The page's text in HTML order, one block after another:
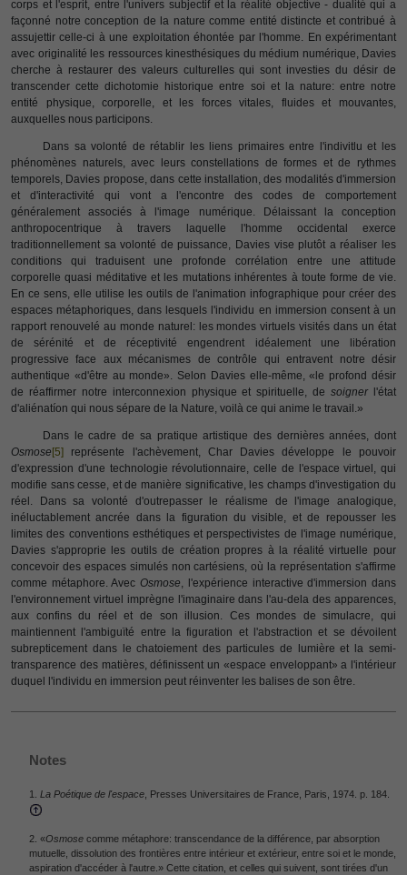
corps et l'esprit, entre l'univers subjectif et la réalité objective - dualité qui a
façonné notre conception de la nature comme entité distincte et contribué à
assujettir celle-ci à une exploitation éhontée par l'homme. En expérimentant
avec originalité les ressources kinesthésiques du médium numérique, Davies
cherche à restaurer des valeurs culturelles qui sont investies du désir de
transcender cette dichotomie historique entre soi et la nature: entre notre
entité physique, corporelle, et les forces vitales, fluides et mouvantes,
auxquelles nous participons.
Dans sa volonté de rétablir les liens primaires entre l'indivitlu et les
phénomènes naturels, avec leurs constellations de formes et de rythmes
temporels, Davies propose, dans cette installation, des modalités d'immersion
et d'interactivité qui vont a l'encontre des codes de comportement
généralement associés à l'image numérique. Délaissant la conception
anthropocentrique à travers laquelle l'homme occidental exerce
traditionnellement sa volonté de puissance, Davies vise plutôt a réaliser les
conditions qui traduisent une profonde corrélation entre une attitude
corporelle quasi méditative et les mutations inhérentes à toute forme de vie.
En ce sens, elle utilise les outils de l'animation infographique pour créer des
espaces métaphoriques, dans lesquels l'individu en immersion consent à un
rapport renouvelé au monde naturel: les mondes virtuels visités dans un état
de sérénité et de réceptivité engendrent idéalement une libération
progressive face aux mécanismes de contrôle qui entravent notre désir
authentique «d'être au monde». Selon Davies elle-même, «le profond désir
de réaffirmer notre interconnexion physique et spirituelle, desoignerl'état
d'aliénatíon qui nous sépare de la Nature, voilà ce qui anime le travail.»
Dans le cadre de sa pratique artistique des dernières années, dont
Osmose [5] représente l'achèvement, Char Davies développe le pouvoir
d'expression d'une technologie révolutionnaire, celle de l'espace virtuel, qui
modifie sans cesse, et de manière significative, les champs d'investigation du
réel. Dans sa volonté d'outrepasser le réalisme de l'image analogique,
inéluctablement ancrée dans la figuration du visible, et de repousser les
limites des conventions esthétiques et perspectivistes de l'image numérique,
Davies s'approprie les outils de création propres à la réalité virtuelle pour
concevoir des espaces simulés non cartésiens, où la représentation s'affirme
comme métaphore. AvecOsmose, l'expérience interactive d'immersion dans
l'environnement virtuel imprègne l'imaginaire dans l'au-dela des apparences,
aux confins du réel et de son illusion. Ces mondes de simulacre, qui
maintiennent l'ambiguïté entre la figuration et l'abstraction et se dévoilent
subrepticement dans le chatoiement des particules de lumière et la semi-
transparence des matières, définissent un «espace enveloppant» a l'intérieur
duquel l'individu en immersion peut réinventer les balises de son être.
Notes
1. La Poétique de l'espace , Presses Universitaires de France, Paris, 1974. p. 184.
2. «Osmose comme métaphore: transcendance de la différence, par absorption
mutuelle, dissolution des frontières entre intérieur et extérieur, entre soi et le monde,
aspiration d'accéder à l'autre.» Cette citation, et celles qui suivent, sont tirées d'un